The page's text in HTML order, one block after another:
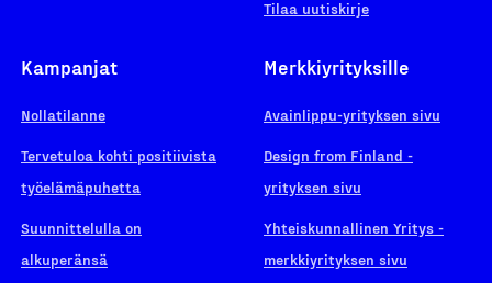
Tilaa uutiskirje
Kampanjat
Nollatilanne
Tervetuloa kohti positiivista
työelämäpuhetta
Suunnittelulla on
alkuperänsä
Merkkiyrityksille
Avainlippu-yrityksen sivu
Design from Finland -
yrityksen sivu
Yhteiskunnallinen Yritys -
merkkiyrityksen sivu